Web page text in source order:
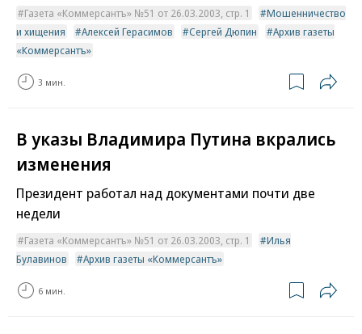
Газета «Коммерсантъ» №51 от 26.03.2003, стр. 1
Мошенничество
и хищения
Алексей Герасимов Сергей Дюпин
Архив газеты
«Коммерсантъ»
3 мин.
В указы Владимира Путина вкрались
изменения
Президент работал над документами почти две
недели
Газета «Коммерсантъ» №51 от 26.03.2003, стр. 1
Илья
Булавинов
Архив газеты «Коммерсантъ»
6 мин.